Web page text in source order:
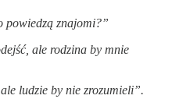
powiedzą znajomi?”
ale rodzina by mnie
ale ludzie by nie zrozumieli”.